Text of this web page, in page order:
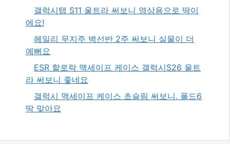
갤럭시탭 S11 울트라 써보니 영상용으로 딱이
에요!
헤일리 무지주 벽선반 2주 써보니 실물이 더
예뻐요
ESR 할로락 맥세이프 케이스 갤럭시S26 울트
라 써보니 좋네요
갤럭시 맥세이프 케이스 초슬림 써보니, 폴드6
딱 맞아요